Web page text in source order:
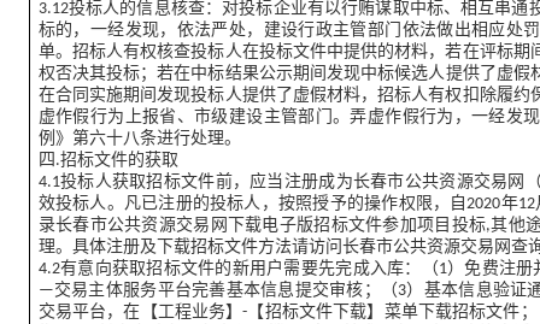
3.12投标人的信息核查：对投标企业有以行贿谋取中标、相互串
标的，一经发现，依法严处，建设行政主管部门依法做出相应处
单。招标人有权核查投标人在投标文件中提供的材料，若在评标
权否决其投标；若在中标结果公示期间发现中标候选人提供了虚
在合同实施期间发现投标人提供了虚假材料，招标人有权扣除履
虚作假行为上报省、市级建设主管部门。弄虚作假行为，一经发
例》第六十八条进行处理。
四.招标文件的获取
4.1投标人获取招标文件前，应当注册成为长春市公共资源交易网
效投标人。凡已注册的投标人，按照授予的操作权限，自2020年12
录长春市公共资源交易网下载电子版招标文件参加项目投标,其他
理。具体注册及下载招标文件方法请访问长春市公共资源交易网查
4.2有意向获取招标文件的新用户需要先完成入库：（1）免费注
—交易主体服务平台完善基本信息提交审核；（3）基本信息验证
交易平台，在【工程业务】-【招标文件下载】菜单下载招标文件